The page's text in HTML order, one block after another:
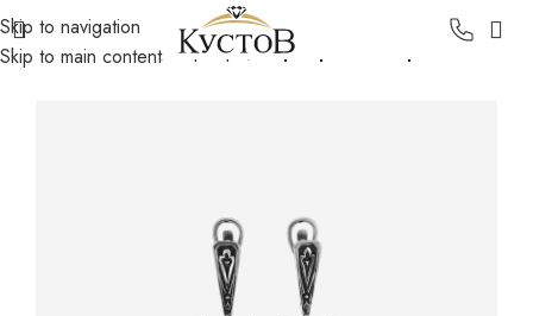
Skip to navigation
Skip to main content
Главная Каталог Серебро Серебряные серьги